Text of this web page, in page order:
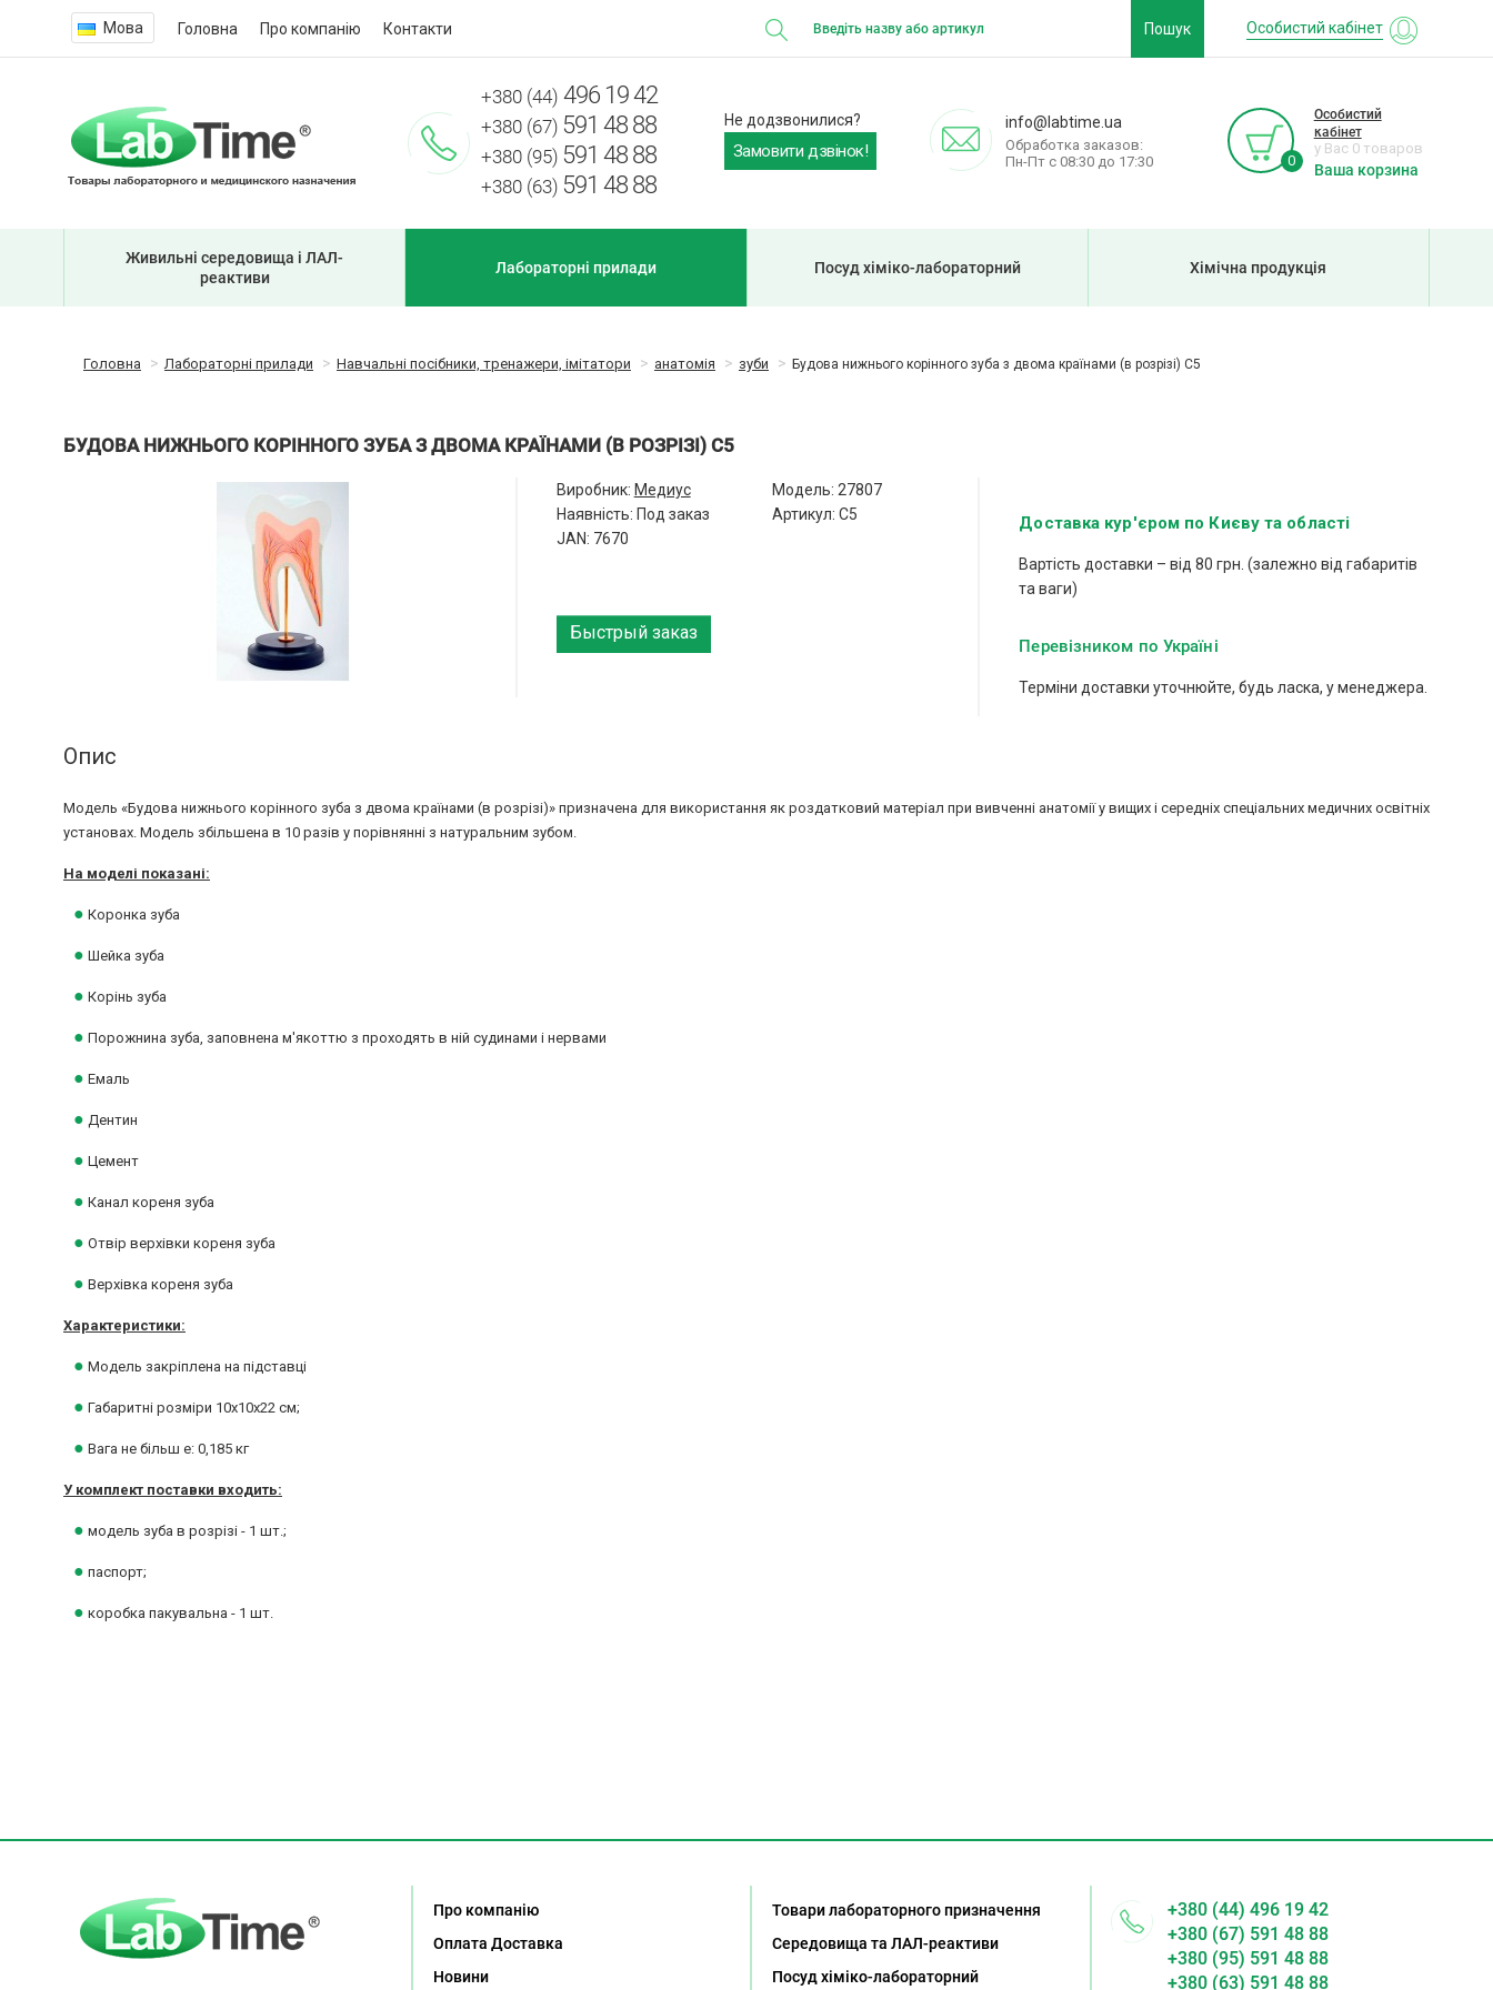
Мова Головна Про компанію Контакти Пошук Особистий кабінет
+380 (44) 496 19 42
+380 (67) 591 48 88
+380 (95) 591 48 88
+380 (63) 591 48 88
Не додзвонилися?
Замовити дзвінок!
info@labtime.ua
Обработка заказов:
Пн-Пт с 08:30 до 17:30
0
Особистий
кабінет
у Вас 0 товаров
Ваша корзина
Живильні середовища і ЛАЛ-
реактиви
Лабораторні прилади Посуд хіміко-лабораторний Хімічна продукція
Головна Лабораторні прилади Навчальні посібники, тренажери, імітатори анатомія зуби Будова нижнього корінного зуба з двома країнами (в розрізі) С5
БУДОВА НИЖНЬОГО КОРІННОГО ЗУБА З ДВОМА КРАЇНАМИ (В РОЗРІЗІ) С5
Виробник: Медиус Модель:27807
Наявність: Под заказ
Артикул: С5
JAN: 7670
Быстрый заказ
Доставка кур'єром по Києву та області
Вартість доставки – від 80 грн. (залежно від габаритів
та ваги)
Перевізником по Україні
Терміни доставки уточнюйте, будь ласка, у менеджера.
Опис
Модель «Будова нижнього корінного зуба з двома країнами (в розрізі)» призначена для використання як роздатковий матеріал при вивченні анатомії у вищих і середніх спеціальних медичних освітніх
установах. Модель збільшена в 10 разів у порівнянні з натуральним зубом.
На моделі показані:
● Коронка зуба
● Шейка зуба
● Корінь зуба
● Порожнина зуба, заповнена м'якоттю з проходять в ній судинами і нервами
● Емаль
● Дентин
● Цемент
● Канал кореня зуба
● Отвір верхівки кореня зуба
● Верхівка кореня зуба
Характеристики:
● Модель закріплена на підставці
● Габаритні розміри 10х10х22 см;
● Вага не більш е: 0,185 кг
У комплект поставки входить:
● модель зуба в розрізі - 1 шт.;
● паспорт;
● коробка пакувальна - 1 шт.
Про компанію
Оплата Доставка
Новини
Товари лабораторного призначення
Середовища та ЛАЛ-реактиви
Посуд хіміко-лабораторний
+380 (44) 496 19 42
+380 (67) 591 48 88
+380 (95) 591 48 88
+380 (63) 591 48 88